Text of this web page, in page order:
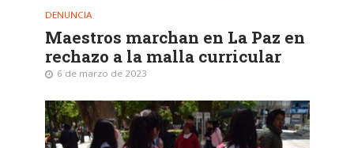
DENUNCIA
Maestros marchan en La Paz en
rechazo a la malla curricular
6 de marzo de 2023